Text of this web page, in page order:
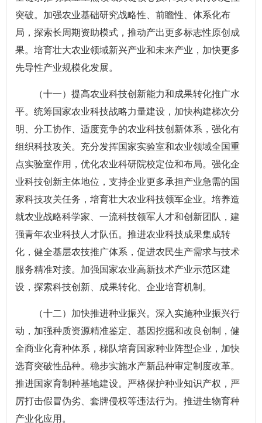
突破。加强农业基础研究战略性、前瞻性、体系化布
局，探索长周期资助模式，推动产出更多标志性原创成
果。培育壮大农业领域新兴产业和未来产业，加快更多
先导性产业规模化发展。
（十一）提高农业科技创新能力和成果转化推广水
平。统筹国家农业科技战略力量建设，加快构建梯次分
明、分工协作、适度竞争的农业科技创新体系，强化有
组织科技攻关。充分发挥国家实验室和农业领域全国重
点实验室作用，优化农业科研院校定位和布局。强化企
业科技创新主体地位，支持企业更多承担产业急需的国
家科技攻关任务，培育壮大农业科技领军企业。培养造
就农业战略科学家、一流科技领军人才和创新团队，建
强青年农业科技人才队伍。推进农业科技成果集成转
化，健全基层农技推广体系，促进农民生产需求与技术
服务精准对接。加强国家农业高新技术产业示范区建
设，探索科技创新、成果转化、企业培育机制。
（十二）加快推进种业振兴。深入实施种业振兴行
动，加强种质资源精准鉴定、基因挖掘和改良创制，健
全商业化育种体系，梯队培育国家种业阵型企业，加快
选育突破性品种。稳步实施水产新品种审定制度改革。
推进国家育制种基地建设。严格保护种业知识产权，严
厉打击假冒伪劣、套牌侵权等违法行为。推进生物育种
产业化应用。